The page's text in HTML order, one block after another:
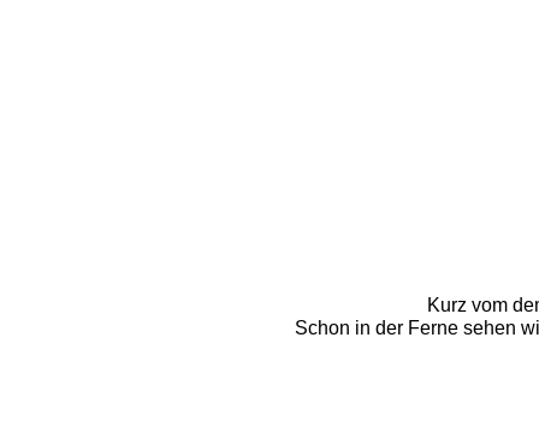
Kurz vom
Schon in der Ferne sehen